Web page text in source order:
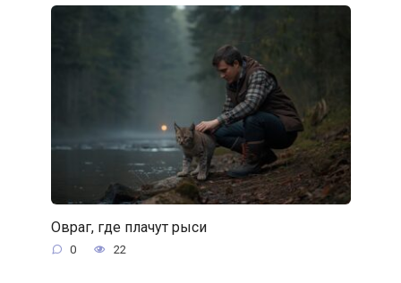
Овраг, где плачут рыси
0 22